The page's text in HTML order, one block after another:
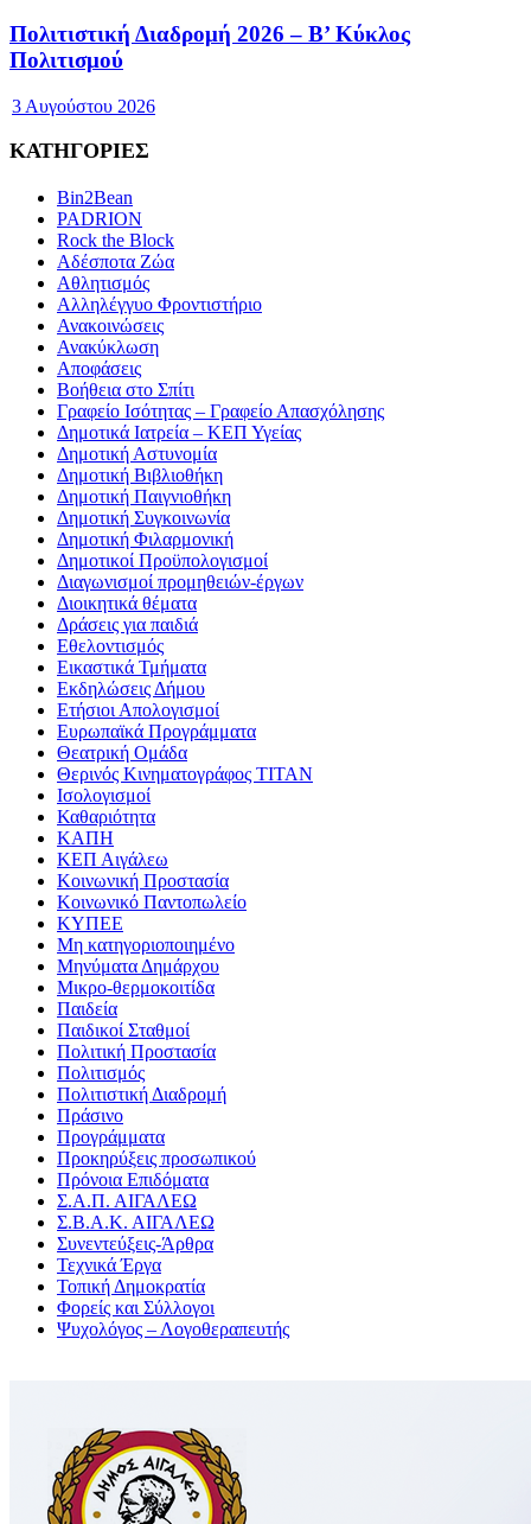
Πολιτιστική Διαδρομή 2026 – Β’ Κύκλος
Πολιτισμού
3 Αυγούστου 2026
ΚΑΤΗΓΟΡΙΕΣ
Bin2Bean
PADRION
Rock the Block
Αδέσποτα Ζώα
Αθλητισμός
Αλληλέγγυο Φροντιστήριο
Ανακοινώσεις
Ανακύκλωση
Αποφάσεις
Βοήθεια στο Σπίτι
Γραφείο Ισότητας – Γραφείο Απασχόλησης
Δημοτικά Ιατρεία – ΚΕΠ Υγείας
Δημοτική Αστυνομία
Δημοτική Βιβλιοθήκη
Δημοτική Παιγνιοθήκη
Δημοτική Συγκοινωνία
Δημοτική Φιλαρμονική
Δημοτικοί Προϋπολογισμοί
Διαγωνισμοί προμηθειών-έργων
Διοικητικά θέματα
Δράσεις για παιδιά
Εθελοντισμός
Εικαστικά Τμήματα
Εκδηλώσεις Δήμου
Ετήσιοι Απολογισμοί
Ευρωπαϊκά Προγράμματα
Θεατρική Ομάδα
Θερινός Κινηματογράφος ΤΙΤΑΝ
Ισολογισμοί
Καθαριότητα
ΚΑΠΗ
ΚΕΠ Αιγάλεω
Κοινωνική Προστασία
Κοινωνικό Παντοπωλείο
ΚΥΠΕΕ
Μη κατηγοριοποιημένο
Μηνύματα Δημάρχου
Μικρο-θερμοκοιτίδα
Παιδεία
Παιδικοί Σταθμοί
Πολιτική Προστασία
Πολιτισμός
Πολιτιστική Διαδρομή
Πράσινο
Προγράμματα
Προκηρύξεις προσωπικού
Πρόνοια Επιδόματα
Σ.Α.Π. ΑΙΓΑΛΕΩ
Σ.Β.Α.Κ. ΑΙΓΑΛΕΩ
Συνεντεύξεις-Άρθρα
Τεχνικά Έργα
Τοπική Δημοκρατία
Φορείς και Σύλλογοι
Ψυχολόγος – Λογοθεραπευτής